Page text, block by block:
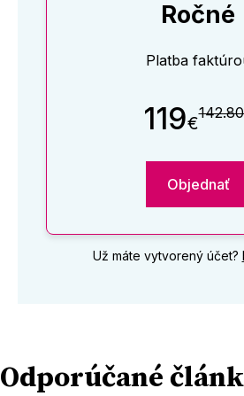
Ročné
Platba
119€
Objednať
Už máte vytvorený účet?
Odporúčané